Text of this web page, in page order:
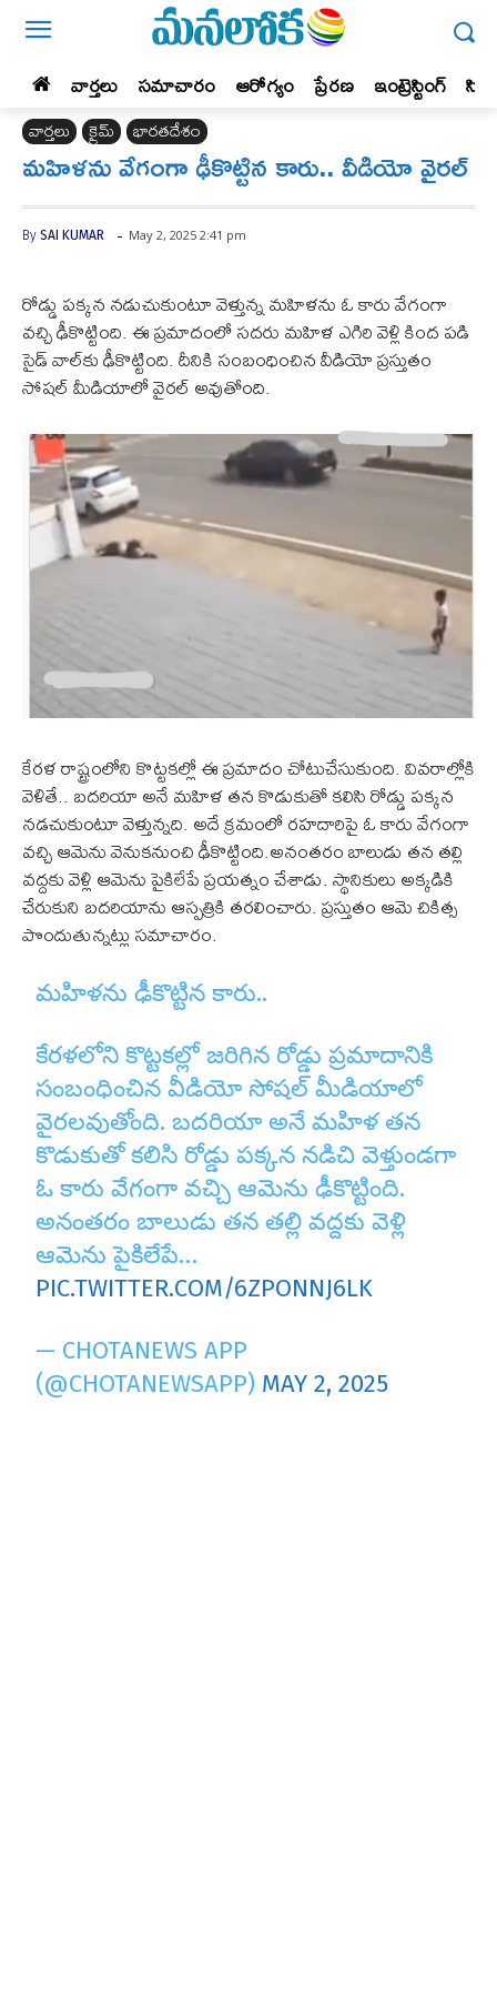
వార్తలు సమాచారం ఆరోగ్యం ప్రేర‌ణ‌ ఇంట్రెస్టింగ్‌
వార్తలు క్రైమ్ భారతదేశం
మహిళను వేగంగా ఢీకొట్టిన కారు.. వీడియో వైరల్
By SAI KUMAR - May 2, 2025 2:41 pm
రోడ్డు పక్కన నడుచుకుంటూ వెళ్తున్న మహిళను ఓ కారు వేగంగా
వచ్చి ఢీకొట్టింది. ఈ ప్రమాదంలో సదరు మహిళ ఎగిరి వెళ్లి కింద పడి
సైడ్ వాల్‌కు ఢీకొట్టింది. దీనికి సంబంధించిన వీడియో ప్రస్తుతం
సోషల్ మీడియాలో వైరల్ అవుతోంది.
కేరళ రాష్ట్రంలోని కొట్టకల్లో ఈ ప్రమాదం చోటుచేసుకుంది. వివరాల్లోకి
వెళితే.. బదరియా అనే మహిళ తన కొడుకుతో కలిసి రోడ్డు పక్కన
నడచుకుంటూ వెళ్తున్నది. అదే క్రమంలో రహదారిపై ఓ కారు వేగంగా
వచ్చి ఆమెను వెనుకనుంచి ఢీకొట్టింది.అనంతరం బాలుడు తన తల్లి
వద్దకు వెళ్లి ఆమెను పైకిలేపే ప్రయత్నం చేశాడు. స్థానికులు అక్కడికి
చేరుకుని బదరియాను ఆస్పత్రికి తరలించారు. ప్రస్తుతం ఆమె చికిత్స
పొందుతున్నట్లు సమాచారం.
మహిళను ఢీకొట్టిన కారు..
కేరళలోని కొట్టకల్లో జరిగిన రోడ్డు ప్రమాదానికి
సంబంధించిన వీడియో సోషల్ మీడియాలో
వైరలవుతోంది. బదరియా అనే మహిళ తన
కొడుకుతో కలిసి రోడ్డు పక్కన నడిచి వెళ్తుండగా
ఓ కారు వేగంగా వచ్చి ఆమెను ఢీకొట్టింది.
అనంతరం బాలుడు తన తల్లి వద్దకు వెళ్లి
ఆమెను పైకిలేపే…
PIC.TWITTER.COM/6ZPONNJ6LK
— CHOTANEWS APP
(@CHOTANEWSAPP) MAY 2, 2025